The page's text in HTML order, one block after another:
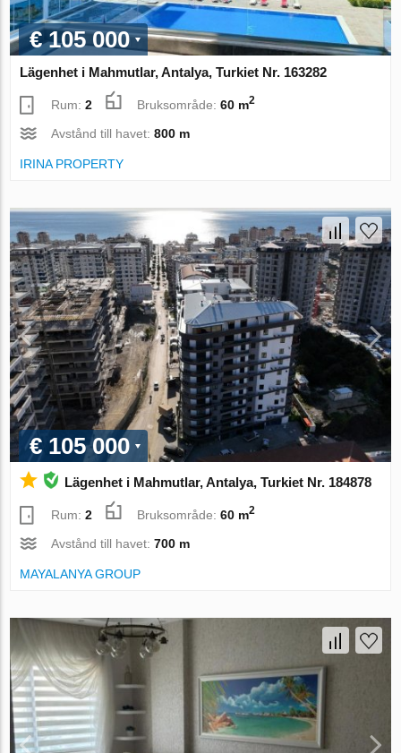
€ 105 000
Lägenhet i Mahmutlar, Antalya, Turkiet Nr. 163282
Rum:2 Bruksområde:60 m2
Avstånd till havet:800 m
IRINA PROPERTY
€ 105 000
Lägenhet i Mahmutlar, Antalya, Turkiet Nr. 184878
Rum:2 Bruksområde:60 m2
Avstånd till havet:700 m
MAYALANYA GROUP